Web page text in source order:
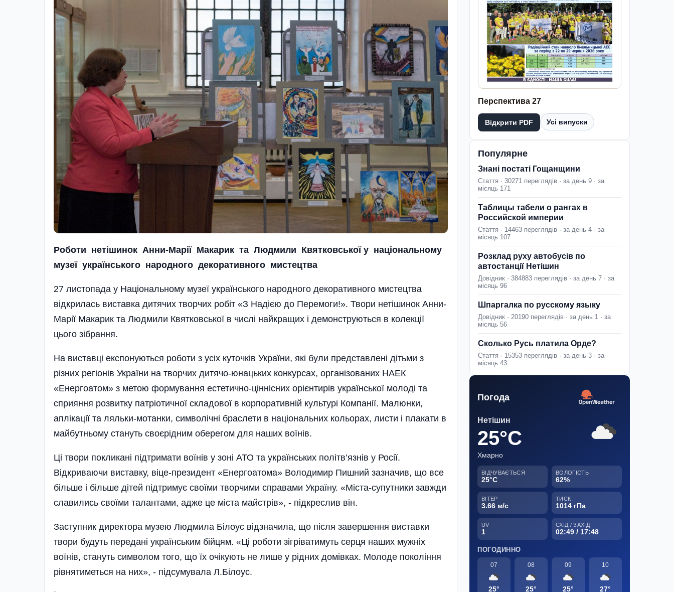
Роботи нетішинок Анни-Марії Макарик та Людмили Квятковської у національному
музеї українського народного декоративного мистецтва
27 листопада у Національному музеї українського народного декоративного мистецтва
відкрилась виставка дитячих творчих робіт «З Надією до Перемоги!». Твори нетішинок Анни-
Марії Макарик та Людмили Квятковської в числі найкращих і демонструються в колекції
цього зібрання.
На виставці експонуються роботи з усіх куточків України, які були представлені дітьми з
різних регіонів України на творчих дитячо-юнацьких конкурсах, організованих НАЕК
«Енергоатом» з метою формування естетично-ціннісних орієнтирів української молоді та
сприяння розвитку патріотичної складової в корпоративній культурі Компанії. Малюнки,
аплікації та ляльки-мотанки, символічні браслети в національних кольорах, листи і плакати в
майбутньому стануть своєрідним оберегом для наших воїнів.
Ці твори покликані підтримати воїнів у зоні АТО та українських політв’язнів у Росії.
Відкриваючи виставку, віце-президент «Енергоатома» Володимир Пишний зазначив, що все
більше і більше дітей підтримує своїми творчими справами Україну. «Міста-супутники завжди
славились своїми талантами, адже це міста майстрів», - підкреслив він.
Заступник директора музею Людмила Білоус відзначила, що після завершення виставки
твори будуть передані українським бійцям. «Ці роботи зігріватимуть серця наших мужніх
воїнів, стануть символом того, що їх очікують не лише у рідних домівках. Молоде покоління
рівнятиметься на них», - підсумувала Л.Білоус.
Перспектива 27
Відкрити PDF Усі випуски
Популярне
Знані постаті Гощанщини
Стаття · 30271 переглядів · за день 9 · за
місяць 171
Таблицы табели о рангах в
Российской империи
Стаття · 14463 переглядів · за день 4 · за
місяць 107
Розклад руху автобусів по
автостанції Нетішин
Довідник · 384883 переглядів · за день 7 · за
місяць 96
Шпаргалка по русскому языку
Довідник · 20190 переглядів · за день 1 · за
місяць 56
Сколько Русь платила Орде?
Стаття · 15353 переглядів · за день 3 · за
місяць 43
Погода
Нетішин
25°C
Хмарно
ВІДЧУВАЄТЬСЯ
25°C
ВОЛОГІСТЬ
62%
ВІТЕР
3.66 м/с
ТИСК
1014 гПа
UV
1
СХІД / ЗАХІД
02:49 / 17:48
ПОГОДИННО
07
25°
08
25°
09
25°
10
27°